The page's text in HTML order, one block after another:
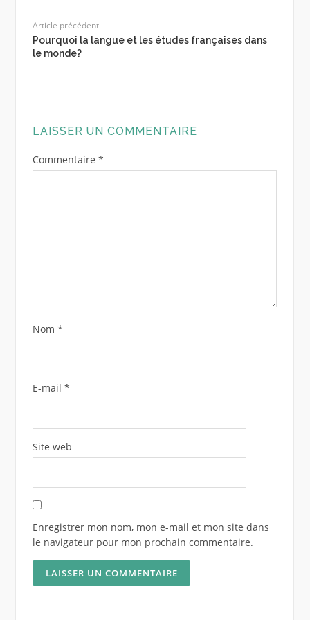
Article précédent
Pourquoi la langue et les études françaises dans
le monde?
LAISSER UN COMMENTAIRE
Commentaire *
Nom *
E-mail *
Site web
Enregistrer mon nom, mon e-mail et mon site dans
le navigateur pour mon prochain commentaire.